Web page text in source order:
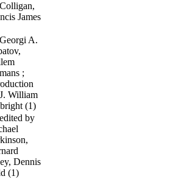
Colligan,
James
Georgi A.
;
William
(1)
edited by
Dennis
(1)